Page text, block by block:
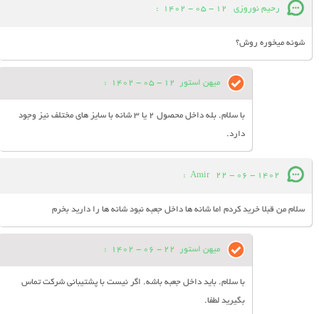
رحیم نوروزی 12 - 05 - 1402
:
شونه میخوره روش؟
میهن استور 12 - 05 - 1402
:
با سلام. بله داخل محصول 2 یا 3 شانه با سایز های مختلف نیز وجود
دارد.
Amir 22 - 06 - 1402
:
سلام من قبلا خرید کردم اما شانه ها داخل جعبه نبود شانه ها را دارید بخرم
میهن استور 22 - 06 - 1402
:
با سلام. باید داخل جعبه باشه. اگر نیست با پشتیبانی شرکت تماس
بگیرید لطفا.